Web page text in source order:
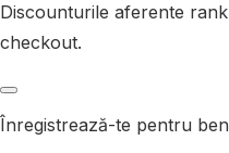
Discounturile aferente
checkout.
Înregistrează-te pentru